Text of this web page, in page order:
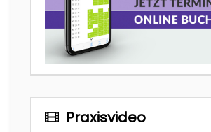
Praxisvideo